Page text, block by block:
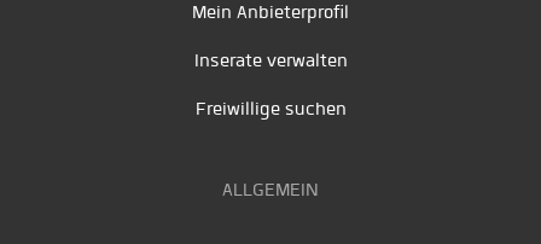
Mein Anbieterprofil
Inserate verwalten
Freiwillige suchen
ALLGEMEIN